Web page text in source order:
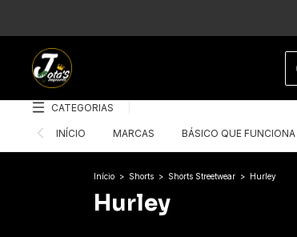
CATEGORIAS
INÍCIO MARCAS BÁSICO QUE FUNCIONA
Início > Shorts > Shorts Streetwear > Hurley
Hurley